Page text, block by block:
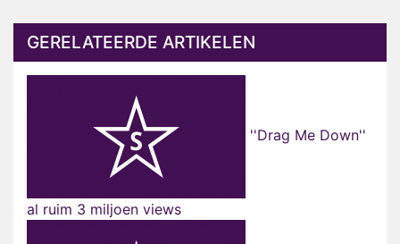
GERELATEERDE ARTIKELEN
''Drag Me Down''
al ruim 3 miljoen views